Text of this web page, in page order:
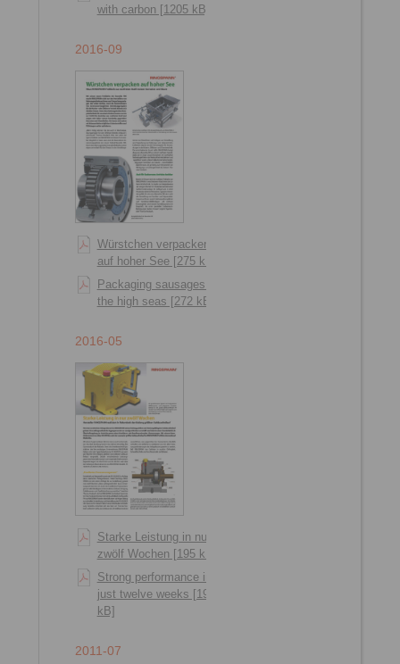
with carbon [1205 kB]
2016-09
Würstchen verpacken
auf hoher See [275 kB]
Packaging sausages on
the high seas [272 kB]
2016-05
Starke Leistung in nur
zwölf Wochen [195 kB]
Strong performance in
just twelve weeks [192
kB]
2011-07